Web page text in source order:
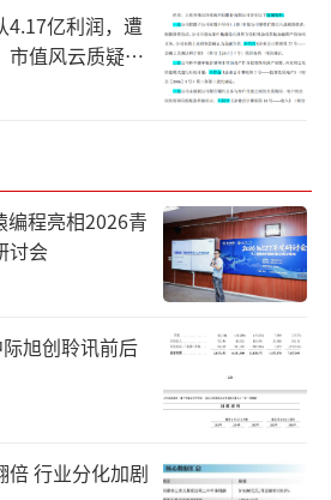
一哥们提前后退一步。
查数据发布的抖音4月带货
3月跌出榜单前二十后，疯
上榜前二十。而董宇辉也在
音带货榜前三后，排名掉到
4.17亿利润，遭
市值风云质疑其
编程亮相2026青
讨会
旭创聆讯前后
倍 行业分化加剧